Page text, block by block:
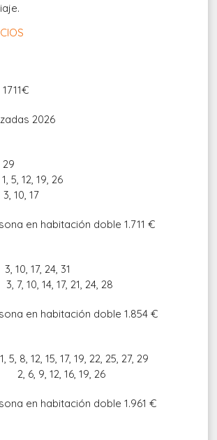
1711€
2026
19, 26
17
en habitación doble1.711 €
17, 24, 31
14, 17, 21, 24, 28
en habitación doble1.854 €
15, 17, 19, 22, 25, 27, 29
6, 9, 12, 16, 19, 26
en habitación doble1.961 €